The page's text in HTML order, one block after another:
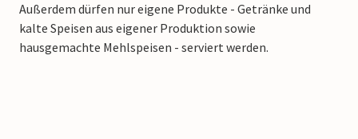
Außerdem dürfen nur eigene Produkte - Getränke und
kalte Speisen aus eigener Produktion sowie
hausgemachte Mehlspeisen - serviert werden.